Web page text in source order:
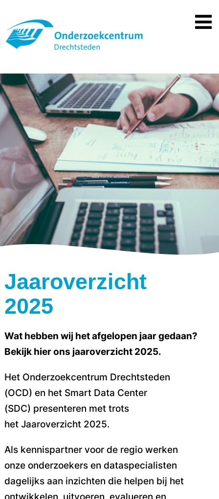
naar
inhoud
Jaaroverzicht
2025
Wat hebben wij het afgelopen jaar gedaan?
Bekijk hier ons jaaroverzicht 2025.
Het Onderzoekcentrum Drechtsteden
(OCD) en het Smart Data Center
(SDC) presenteren met trots
het Jaaroverzicht 2025.
Als kennispartner voor de regio werken
onze onderzoekers en dataspecialisten
dagelijks aan inzichten die helpen bij het